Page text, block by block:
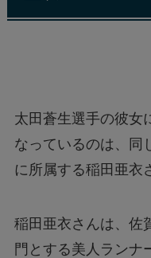
太田蒼生選手の彼女
なっているのは、同
に所属する稲田亜衣
稲田亜衣さんは、佐
門とする美人ランナ